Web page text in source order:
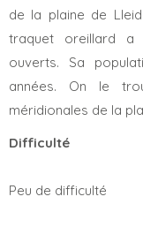
de la plaine de
traquet oreillard a
ouverts. Sa
années. On le
méridionales de la
Difficulté
Peu de difficulté